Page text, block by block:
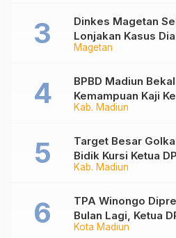
Magetan
Dinkes Magetan
Lonjakan Kasus
Lakukan
Kab. Madiun
BPBD Madiun
Kemampuan Kaji
Bencana
Kab. Madiun
Target Besar
Bidik Kursi Ketua
Hari Wuryanto
Kota Madiun
TPA Winongo
Bulan Lagi, Ketua
Desak Pemkot